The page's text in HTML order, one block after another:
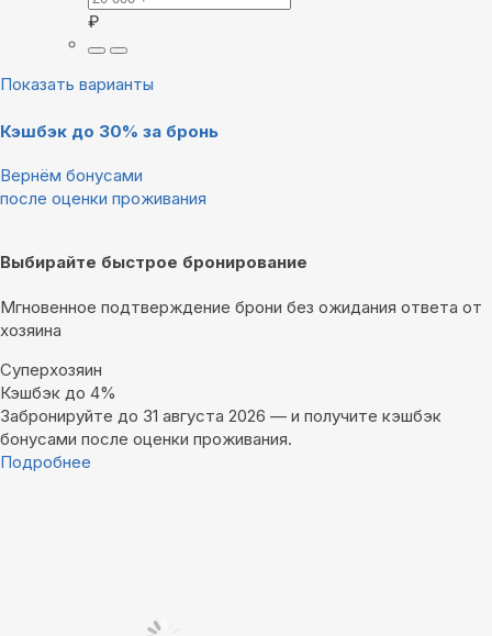
₽
Показать варианты
Кэшбэк до 30% за бронь
Вернём бонусами
после оценки проживания
Выбирайте быстрое бронирование
Мгновенное подтверждение брони без ожидания ответа от
хозяина
Суперхозяин
Кэшбэк до 4%
Забронируйте до 31 августа 2026 — и получите кэшбэк
бонусами после оценки проживания.
Подробнее